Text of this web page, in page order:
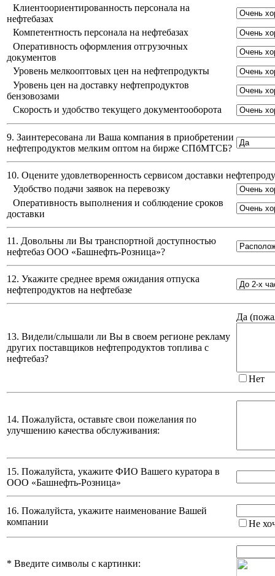
Клиентоориентированность персонала на
нефтебазах
Компетентность персонала на нефтебазах
Оперативность оформления отгрузочных
документов
Уровень мелкооптовых цен на нефтепродукты
Уровень цен на доставку нефтепродуктов
бензовозами
Скорость и удобство текущего документооборота
9. Заинтересована ли Ваша компания в приобретении
нефтепродуктов мелким оптом на бирже СПбМТСБ?
10. Оцените удовлетворенность сервисом доставки
Удобство подачи заявок на перевозку
Оперативность выполнения и соблюдение сроков
доставки
11. Довольны ли Вы транспортной доступностью
нефтебаз ООО «Башнефть-Розница»?
12. Укажите среднее время ожидания отпуска
нефтепродуктов на нефтебазе
13. Видели/слышали ли Вы в своем регионе рекламу
других поставщиков нефтепродуктов топлива с
нефтебаз?
Да (
Нет
14. Пожалуйста, оставьте свои пожелания по
улучшению качества обслуживания:
15. Пожалуйста, укажите ФИО Вашего куратора в
ООО «Башнефть-Розница»
16. Пожалуйста, укажите наименование Вашей
компании
Не
* Введите символы с картинки: